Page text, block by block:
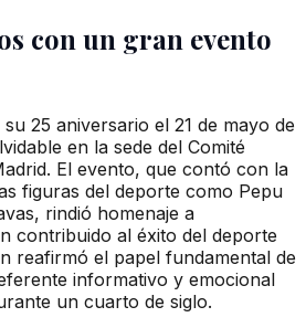
con un gran evento
25 aniversario el 21 de mayo de
en la sede del Comité
El evento, que contó con la
figuras del deporte como Pepu
rindió homenaje a
contribuido al éxito del deporte
reafirmó el papel fundamental de
informativo y emocional
un cuarto de siglo.